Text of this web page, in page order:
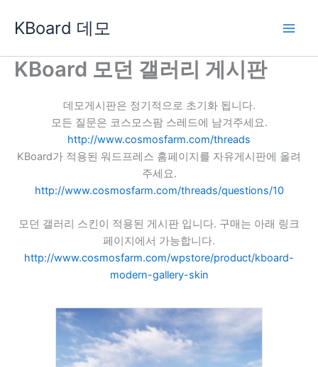
로
KBoard 데모
KBoard 모던 갤러리 게시판
데모게시판은 정기적으로 초기화 됩니다.
모든 질문은 코스모스팜 스레드에 남겨주세요.
http://www.cosmosfarm.com/threads
KBoard가 적용된 워드프레스 홈페이지를 자유게시판에 올려
주세요.
http://www.cosmosfarm.com/threads/questions/10
모던 갤러리 스킨이 적용된 게시판 입니다. 구매는 아래 링크
페이지에서 가능합니다.
http://www.cosmosfarm.com/wpstore/product/kboard-
modern-gallery-skin